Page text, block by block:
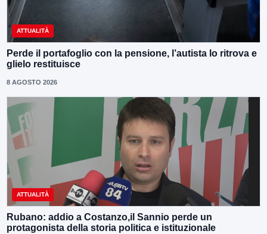
ATTUALITÀ
Perde il portafoglio con la pensione, l’autista lo ritrova e
glielo restituisce
8 AGOSTO 2026
ATTUALITÀ
Rubano: addio a Costanzo,il Sannio perde un
protagonista della storia politica e istituzionale